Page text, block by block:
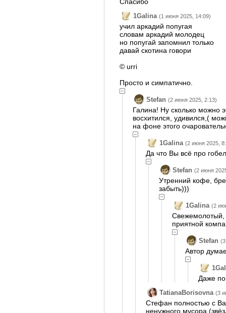
1Galina (1 июня 2025, 14:09)
учил аркадий попугая
словам аркадий молодец
но попугай запомнил только
давай скотина говори
© urri
Просто и симпатично.
Stefan (2 июня 2025, 2:13)
Галина! Ну сколько можно
восхитился, удивился,(
на фоне этого
1Galina (2 июня 2025,
Да что Вы всё про
Stefan (2 июня
Утренний кофе,
забыть)))
1Galina (2
Свежемолотый,
приятной
Stefan
Автор
Даже
TatianaBorisovna (3
Стефан полностью с
ненужного мусора